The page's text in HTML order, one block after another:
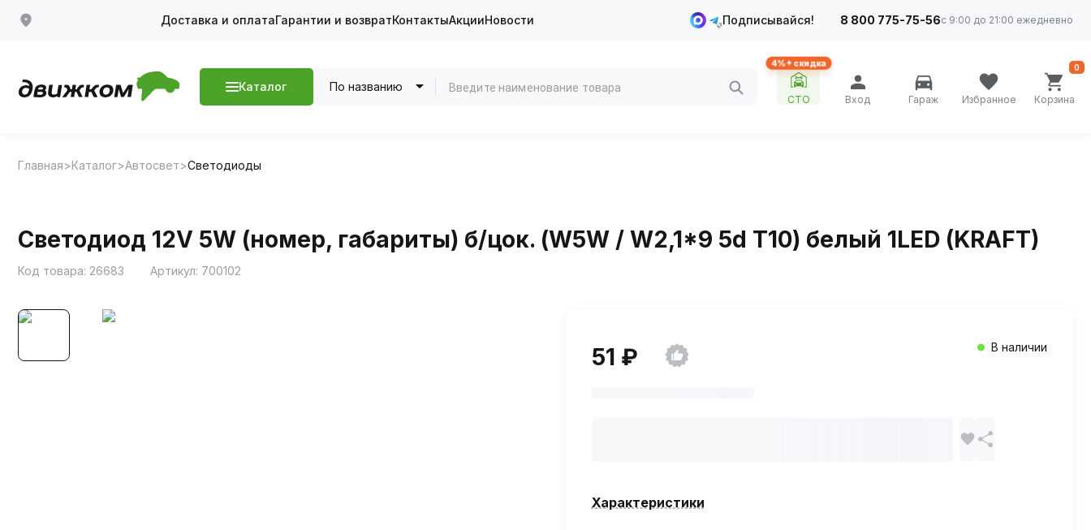
Доставка и оплатаГарантии и возвратКонтактыАкцииНовости Подписывайся! 8 800 775-75-56с 9:00 до 21:00 ежедневно
Каталог По названию
4%+ скидка
СТО Вход Гараж Избранное Корзина
0
Главная Каталог Автосвет Светодиоды
Светодиод 12V 5W (номер, габариты) б/цок. (W5W / W2,1*9 5d T10) белый 1LED (KRAFT)
Код товара: 26683 Артикул: 700102
51 ₽ В наличии
Характеристики